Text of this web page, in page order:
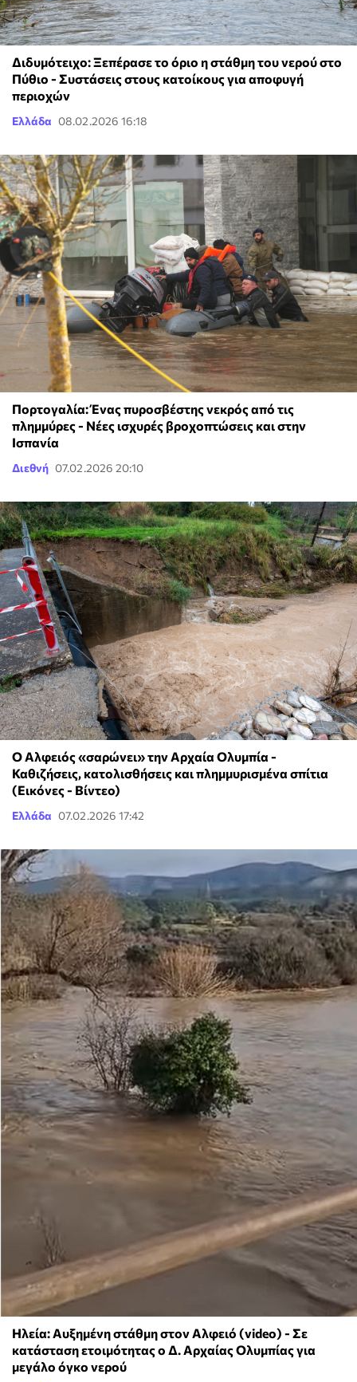
Διδυμότειχο: Ξεπέρασε το όριο η στάθμη του νερού στο
Πύθιο - Συστάσεις στους κατοίκους για αποφυγή
περιοχών
Ελλάδα 08.02.2026 16:18
Πορτογαλία: Ένας πυροσβέστης νεκρός από τις
πλημμύρες - Νέες ισχυρές βροχοπτώσεις και στην
Ισπανία
Διεθνή 07.02.2026 20:10
Ο Αλφειός «σαρώνει» την Αρχαία Ολυμπία -
Καθιζήσεις, κατολισθήσεις και πλημμυρισμένα σπίτια
(Εικόνες - Βίντεο)
Ελλάδα 07.02.2026 17:42
Ηλεία: Αυξημένη στάθμη στον Αλφειό (video) - Σε
κατάσταση ετοιμότητας ο Δ. Αρχαίας Ολυμπίας για
μεγάλο όγκο νερού